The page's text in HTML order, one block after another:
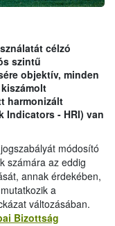
célzó
szintű
objektív, minden
harmonizált
Indicators - HRI) van
módosító
számára az eddig
annak érdekében,
a
változásában.
Bizottság